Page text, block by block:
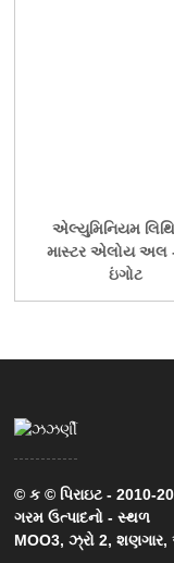
એલ્યુમિનિયમ
માસ્ટર એલોય અલ
ઇંગોટ
© ક © પિરાઇટ - 2010-
ગરમ ઉત્પાદનો -સ્થળ
MOO3,ઝ્રો 2,શણગાર,